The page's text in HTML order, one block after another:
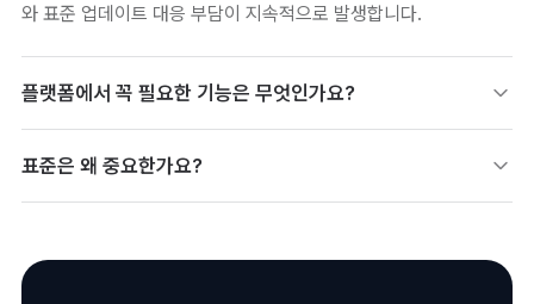
와 표준 업데이트 대응 부담이 지속적으로 발생합니다.
플랫폼에서 꼭 필요한 기능은 무엇인가요?
심입니다. 여기에 공유·재참여로 이어지는 활용 기능이 있으면 발
급 이후 가치까지 확보할 수 있습니다.
표준은 왜 중요한가요?
비스에 데이터가 종속됩니다.